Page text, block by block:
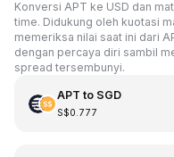
Konversi APT ke USD dan
time. Didukung oleh kuotasi
memeriksa nilai saat ini dari
dengan percaya diri sambil
spread tersembunyi.
APT to SGD
S$0.777